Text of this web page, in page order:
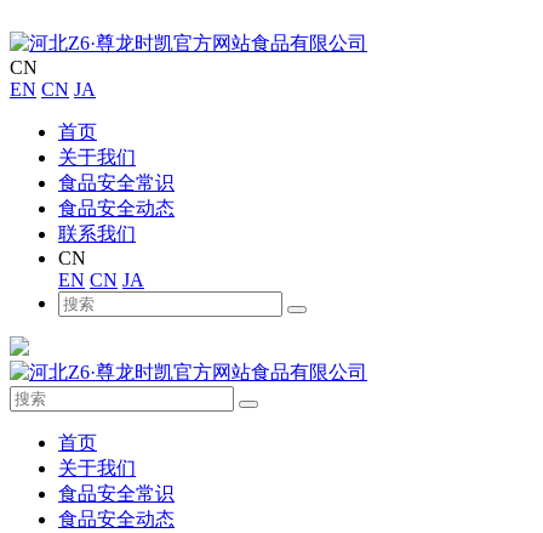
CN
EN CN JA
首页
关于我们
食品安全常识
食品安全动态
联系我们
CN
EN CN JA
首页
关于我们
食品安全常识
食品安全动态